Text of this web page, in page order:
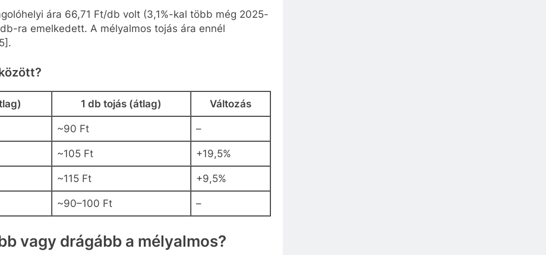
ára 66,71 Ft/db volt (3,1%-kal több még 2025-
ra emelkedett. A mélyalmos tojás ára ennél
1 db tojás (átlag) Változás
~90 Ft –
~105 Ft +19,5%
~115 Ft +9,5%
~90–100 Ft –
vagy drágább a mélyalmos?